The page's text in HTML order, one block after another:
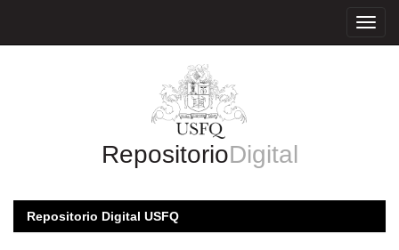
RepositorioDigital
Repositorio Digital USFQ